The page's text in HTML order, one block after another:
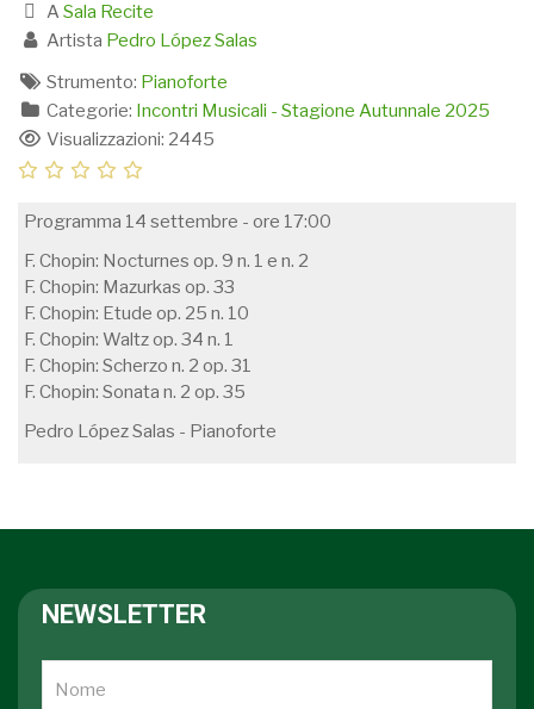
A Sala Recite
Artista Pedro López Salas
Strumento: Pianoforte
Categorie: Incontri Musicali - Stagione Autunnale 2025
Visualizzazioni: 2445
Programma 14 settembre - ore 17:00
F. Chopin: Nocturnes op. 9 n. 1 e n. 2
F. Chopin: Mazurkas op. 33
F. Chopin: Etude op. 25 n. 10
F. Chopin: Waltz op. 34 n. 1
F. Chopin: Scherzo n. 2 op. 31
F. Chopin: Sonata n. 2 op. 35
Pedro López Salas - Pianoforte
NEWSLETTER